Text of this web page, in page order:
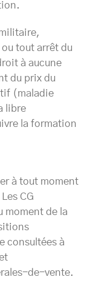
tout arrêt du
à aucune
du prix du
(maladie
libre
la formation
à tout moment
CG
moment de la
consultées à
de-vente.